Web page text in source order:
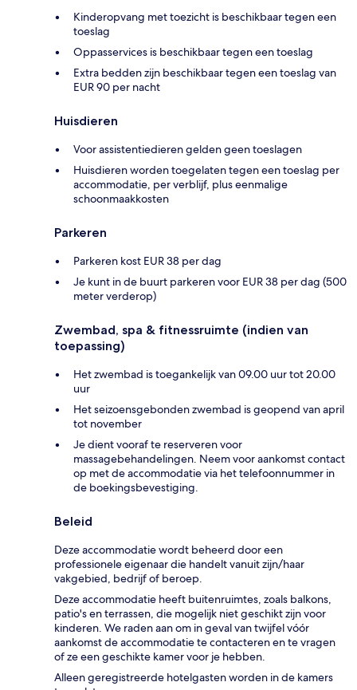
Kinderopvang met toezicht is beschikbaar tegen een
toeslag
Oppasservices is beschikbaar tegen een toeslag
Extra bedden zijn beschikbaar tegen een toeslag van
EUR 90 per nacht
Huisdieren
Voor assistentiedieren gelden geen toeslagen
Huisdieren worden toegelaten tegen een toeslag per
accommodatie, per verblijf, plus eenmalige
schoonmaakkosten
Parkeren
Parkeren kost EUR 38 per dag
Je kunt in de buurt parkeren voor EUR 38 per dag (500
meter verderop)
Zwembad, spa & fitnessruimte (indien van
toepassing)
Het zwembad is toegankelijk van 09.00 uur tot 20.00
uur
Het seizoensgebonden zwembad is geopend van april
tot november
Je dient vooraf te reserveren voor
massagebehandelingen. Neem voor aankomst contact
op met de accommodatie via het telefoonnummer in
de boekingsbevestiging.
Beleid
Deze accommodatie wordt beheerd door een
professionele eigenaar die handelt vanuit zijn/haar
vakgebied, bedrijf of beroep.
Deze accommodatie heeft buitenruimtes, zoals balkons,
patio's en terrassen, die mogelijk niet geschikt zijn voor
kinderen. We raden aan om in geval van twijfel vóór
aankomst de accommodatie te contacteren en te vragen
of ze een geschikte kamer voor je hebben.
Alleen geregistreerde hotelgasten worden in de kamers